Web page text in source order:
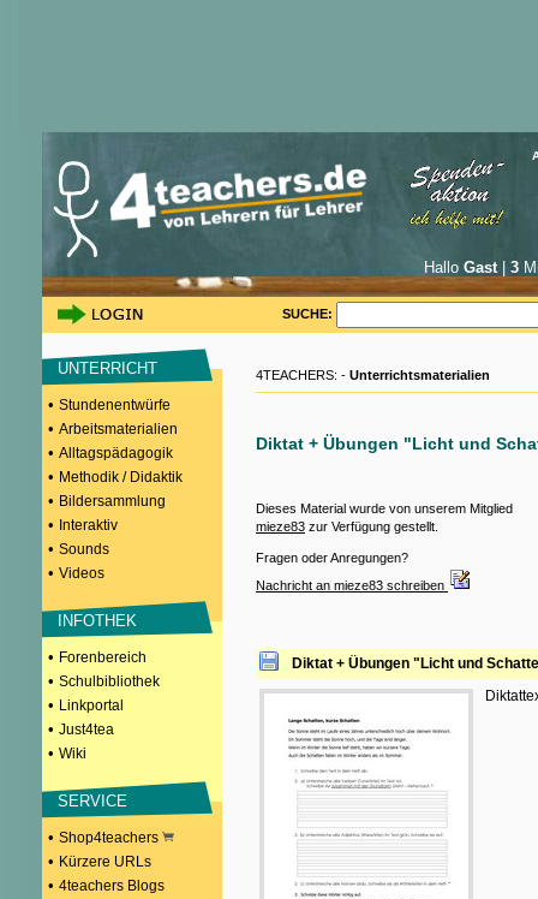
Hallo Gast| 3
SUCHE:
UNTERRICHT
• Stundenentwürfe
• Arbeitsmaterialien
• Alltagspädagogik
• Methodik / Didaktik
• Bildersammlung
• Interaktiv
• Sounds
• Videos
INFOTHEK
• Forenbereich
• Schulbibliothek
• Linkportal
• Just4tea
• Wiki
SERVICE
• Shop4teachers
• Kürzere URLs
• 4teachers Blogs
4TEACHERS: - Unterrichtsmaterialien
Diktat + Übungen "Licht und
Dieses Material wurde von unserem Mitglied
mieze83 zur Verfügung gestellt.
Fragen oder Anregungen?
Nachricht an mieze83 schreiben
Diktat + Übungen "Licht und